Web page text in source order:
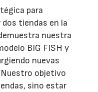
para
tiendas en la
nuestra
BIG FISH y
nuevas
objetivo
sino estar